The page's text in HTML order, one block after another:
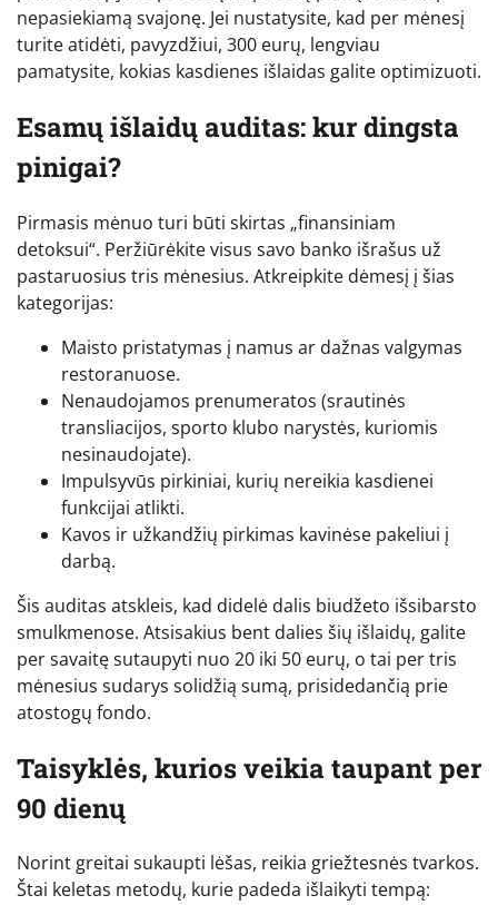
nepasiekiamą svajonę. Jei nustatysite, kad per mėnesį
turite atidėti, pavyzdžiui, 300 eurų, lengviau
pamatysite, kokias kasdienes išlaidas galite optimizuoti.
Esamų išlaidų auditas: kur dingsta
pinigai?
Pirmasis mėnuo turi būti skirtas „finansiniam
detoksui“. Peržiūrėkite visus savo banko išrašus už
pastaruosius tris mėnesius. Atkreipkite dėmesį į šias
kategorijas:
Maisto pristatymas į namus ar dažnas valgymas
restoranuose.
Nenaudojamos prenumeratos (srautinės
transliacijos, sporto klubo narystės, kuriomis
nesinaudojate).
Impulsyvūs pirkiniai, kurių nereikia kasdienei
funkcijai atlikti.
Kavos ir užkandžių pirkimas kavinėse pakeliui į
darbą.
Šis auditas atskleis, kad didelė dalis biudžeto išsibarsto
smulkmenose. Atsisakius bent dalies šių išlaidų, galite
per savaitę sutaupyti nuo 20 iki 50 eurų, o tai per tris
mėnesius sudarys solidžią sumą, prisidedančią prie
atostogų fondo.
Taisyklės, kurios veikia taupant per
90 dienų
Norint greitai sukaupti lėšas, reikia griežtesnės tvarkos.
Štai keletas metodų, kurie padeda išlaikyti tempą: